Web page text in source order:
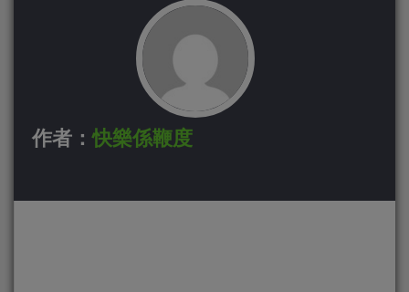
作者：快樂係鞭度